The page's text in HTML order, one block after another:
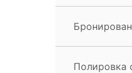
Полировка